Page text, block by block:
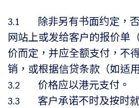
3.1 除非另有书面约定，否
网站上或发给客户的报价单
价而定，并应全额支付，不
销，或根据信贷条款（如适
3.2 价格应以港元支付。
3.3 客户承诺不时及按时就